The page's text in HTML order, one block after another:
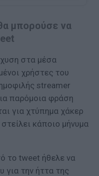
μπορούσε να
στα μέσα
χρήστες του
streamer
παρόμοια φράση
για χτύπημα χάκερ
κάποιο μήνυμα
το tweet ήθελε να
για την ήττα της